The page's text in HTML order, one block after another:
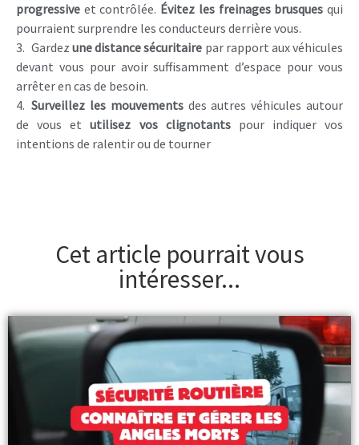
progressive et contrôlée. Évitez les freinages brusques qui
pourraient surprendre les conducteurs derrière vous.
Gardezune distance sécuritaire par rapport aux véhicules
devant vous pour avoir suffisamment d’espace pour vous
arrêter en cas de besoin.
Surveillez les mouvementsdes autres véhicules autour
de vous etutilisez vos clignotantspour indiquer vos
intentions de ralentir ou de tourner
Cet article pourrait vous
intéresser...